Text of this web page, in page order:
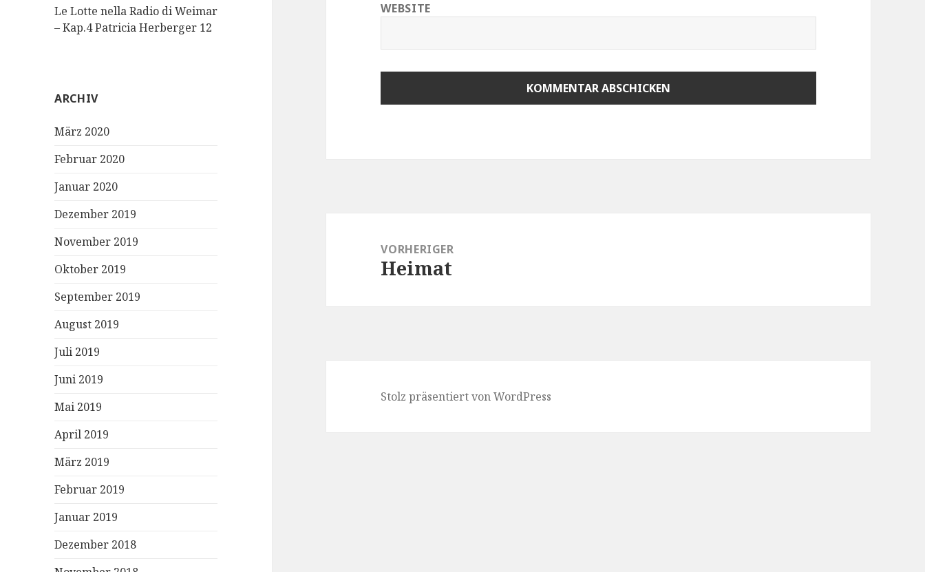
Le Lotte nella Radio di Weimar
– Kap.4 Patricia Herberger 12
ARCHIV
März 2020
Februar 2020
Januar 2020
Dezember 2019
November 2019
Oktober 2019
September 2019
August 2019
Juli 2019
Juni 2019
Mai 2019
April 2019
März 2019
Februar 2019
Januar 2019
Dezember 2018
WEBSITE
VORHERIGER
Vorheriger
Heimat
Stolz präsentiert von WordPress